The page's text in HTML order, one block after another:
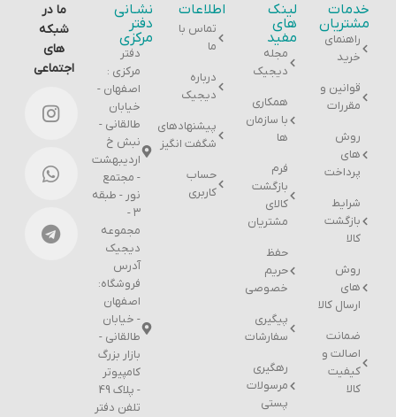
خدمات
مشتریان
راهنمای
خرید
قوانین و
مقررات
روش
های
پرداخت
شرایط
بازگشت
کالا
روش
های
ارسال کالا
ضمانت
اصالت و
کیفیت
کالا
لینک
های
مفید
مجله
دیجیک
همکاری
با سازمان
ها
فرم
بازگشت
کالای
مشتریان
حفظ
حریم
خصوصی
پیگیری
سفارشات
رهگیری
مرسولات
پستی
اطلاعات
تماس با
ما
درباره
دیجیک
پیشنهادهای
شگفت انگیز
حساب
کاربری
نشـانی
دفتر
مرکزی
دفتر
مرکزی :
اصفهان -
خیابان
طالقانی -
نبش خ
اردیبهشت
- مجتمع
نور - طبقه
۳ -
مجموعه
دیجیک
آدرس
فروشگاه:
اصفهان
- خیابان
طالقانی -
بازار بزرگ
کامپیوتر
- پلاک 49
تلفن دفتر
ما در
شبکه
های
اجتماعی